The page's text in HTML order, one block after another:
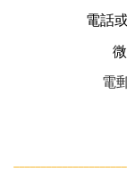
電話
電